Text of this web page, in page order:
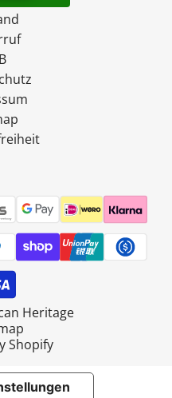
Heritage
Shopify